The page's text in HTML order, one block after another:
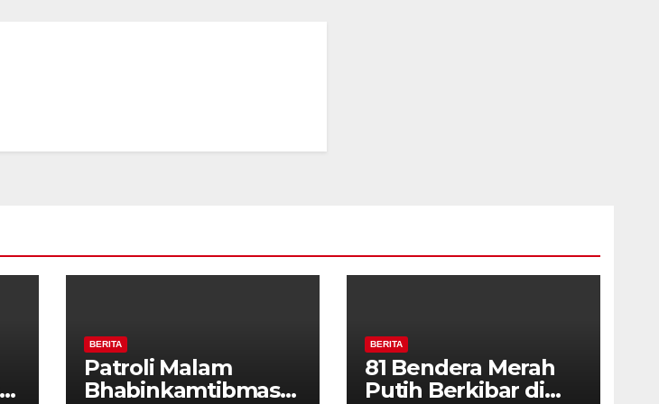
BERITA
Patroli Malam
Bhabinkamtibmas
BERITA
81 Bendera Merah
Putih Berkibar di